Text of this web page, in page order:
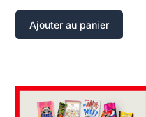
Ajouter au panier